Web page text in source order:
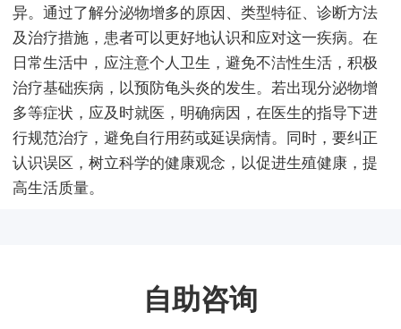
异。通过了解分泌物增多的原因、类型特征、诊断方法
及治疗措施，患者可以更好地认识和应对这一疾病。在
日常生活中，应注意个人卫生，避免不洁性生活，积极
治疗基础疾病，以预防龟头炎的发生。若出现分泌物增
多等症状，应及时就医，明确病因，在医生的指导下进
行规范治疗，避免自行用药或延误病情。同时，要纠正
认识误区，树立科学的健康观念，以促进生殖健康，提
高生活质量。
自助咨询